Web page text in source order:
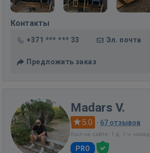
Контакты
+371 *** *** 33 Эл. почта
Предложить заказ
Madars V.
5.0 · 67 отзывов
Был на сайте: 1 д. 1 ч. назад
PRO